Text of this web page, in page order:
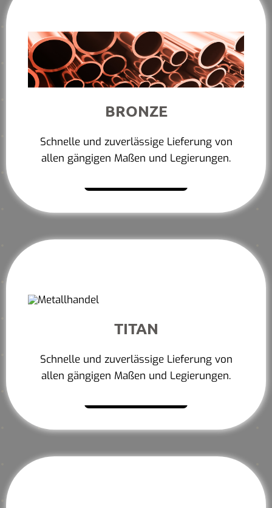
BRONZE
Schnelle und zuverlässige Lieferung von
allen gängigen Maßen und Legierungen.
TITAN
Schnelle und zuverlässige Lieferung von
allen gängigen Maßen und Legierungen.